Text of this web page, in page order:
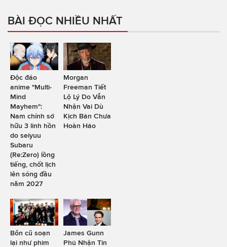
BÀI ĐỌC NHIỀU NHẤT
Độc đáo
anime "Multi-
Mind
Mayhem":
Nam chính sở
hữu 3 linh hồn
do seiyuu
Subaru
(Re:Zero) lồng
tiếng, chốt lịch
lên sóng đầu
năm 2027
Morgan
Freeman Tiết
Lộ Lý Do Vẫn
Nhận Vai Dù
Kịch Bản Chưa
Hoàn Hảo
Bổn cũ soạn
lại như phim
James Gunn
Phủ Nhận Tin